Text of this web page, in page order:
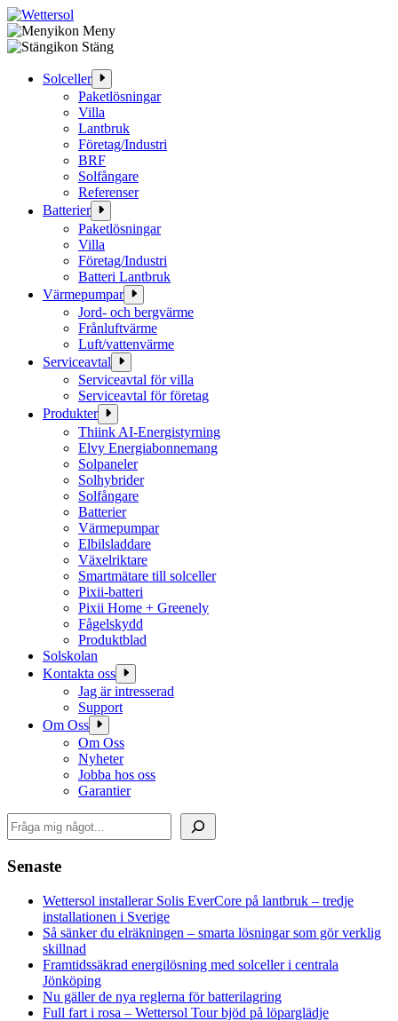
Meny
Hoppa
innehåll
Stäng
Solceller
Paketlösningar
Villa
Lantbruk
Företag/Industri
BRF
Solfångare
Referenser
Batterier
Paketlösningar
Villa
Företag/Industri
Batteri Lantbruk
Värmepumpar
Jord- och bergvärme
Frånluftvärme
Luft/vattenvärme
Serviceavtal
Serviceavtal för villa
Serviceavtal för företag
Produkter
Thiink AI-Energistyrning
Elvy Energiabonnemang
Solpaneler
Solhybrider
Solfångare
Batterier
Värmepumpar
Elbilsladdare
Växelriktare
Smartmätare till solceller
Pixii-batteri
Pixii Home + Greenely
Fågelskydd
Produktblad
Solskolan
Kontakta oss
Jag är intresserad
Support
Om Oss
Om Oss
Nyheter
Jobba hos oss
Garantier
Sök
Senaste
Wettersol installerar Solis EverCore på lantbruk – tredje
installationen i Sverige
Så sänker du elräkningen – smarta lösningar som gör verklig
skillnad
Framtidssäkrad energilösning med solceller i centrala
Jönköping
Nu gäller de nya reglerna för batterilagring
Full fart i rosa – Wettersol Tour bjöd på löparglädje